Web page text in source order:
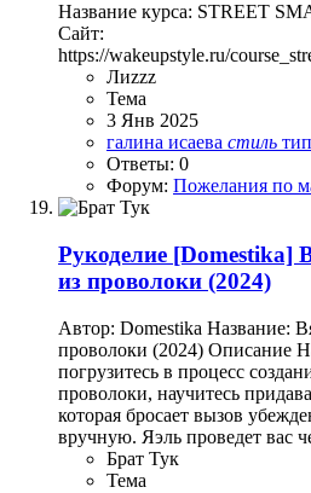
Название курса: STREET
Сайт:
https://wakeupstyle.ru/
Лиzzz
Тема
3 Янв 2025
галина исаева стиль
Ответы: 0
Форум: Пожелания по
Рукоделие [Domestika]
из проволоки (2024)
Автор: Domestika Название:
проволоки (2024) Описание
погрузитесь в процесс
проволоки, научитесь
которая бросает вызов
вручную. Яэль проведет вас
Брат Тук
Тема